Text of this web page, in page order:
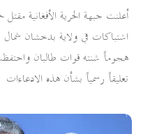
أعلنت جبهة الحرية الأفغانية
اشتباكات في ولاية بدخشان
هجوماً شنته قوات طالبان
تعليقاً رسمياً بشأن هذه الادعاءات